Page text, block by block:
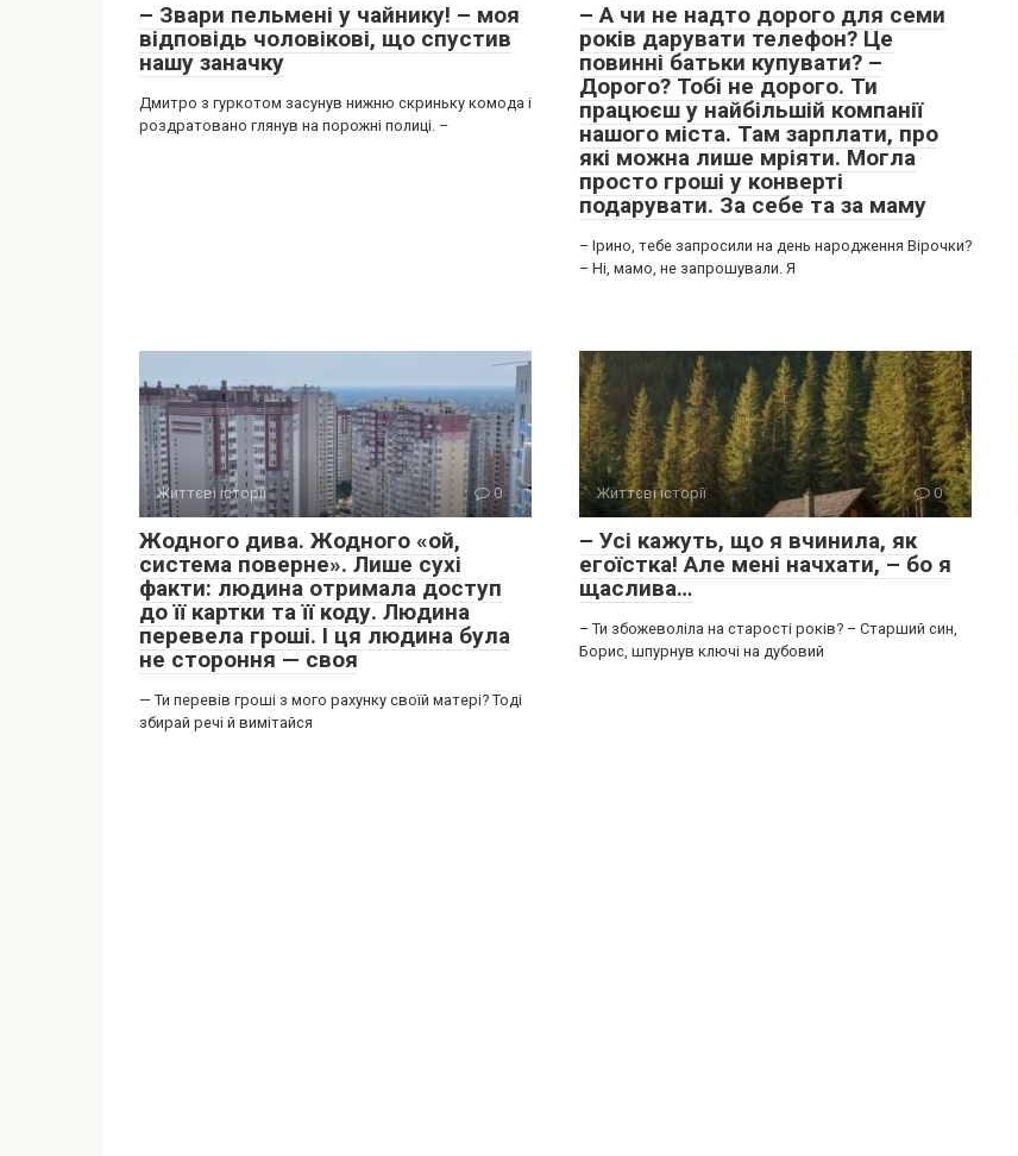
– Звари пельмені у чайнику! – моя
відповідь чоловікові, що спустив
нашу заначку
Дмитро з гуркотом засунув нижню скриньку комода і
роздратовано глянув на порожні полиці. –
– А чи не надто дорого для семи
років дарувати телефон? Це
повинні батьки купувати? –
Дорого? Тобі не дорого. Ти
працюєш у найбільшій компанії
нашого міста. Там зарплати, про
які можна лише мріяти. Могла
просто гроші у конверті
подарувати. За себе та за маму
– Ірино, тебе запросили на день народження Вірочки?
– Ні, мамо, не запрошували. Я
Життєві історії 0
Жодного дива. Жодного «ой,
система поверне». Лише сухі
факти: людина отримала доступ
до її картки та її коду. Людина
перевела гроші. І ця людина була
не стороння — своя
— Ти перевів гроші з мого рахунку своїй матері? Тоді
збирай речі й вимітайся
Життєві історії 0
– Усі кажуть, що я вчинила, як
егоїстка! Але мені начхати, – бо я
щаслива…
– Ти збожеволіла на старості років? – Старший син,
Борис, шпурнув ключі на дубовий